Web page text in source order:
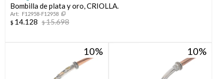
Bombilla de plata y oro, CRIOLLA.
F12958-F12958
$ 14.128 $15.698
10 10
Compromiso